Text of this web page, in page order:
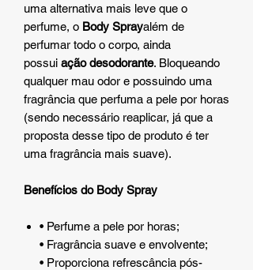
uma alternativa mais leve que o
perfume, o Body Sprayalém de
perfumar todo o corpo, ainda
possui ação desodorante. Bloqueando
qualquer mau odor e possuindo uma
fragrância que perfuma a pele por horas
(sendo necessário reaplicar, já que a
proposta desse tipo de produto é ter
uma fragrância mais suave).
Benefícios do Body Spray
• Perfume a pele por horas;
• Fragrância suave e envolvente;
• Proporciona refrescância pós-